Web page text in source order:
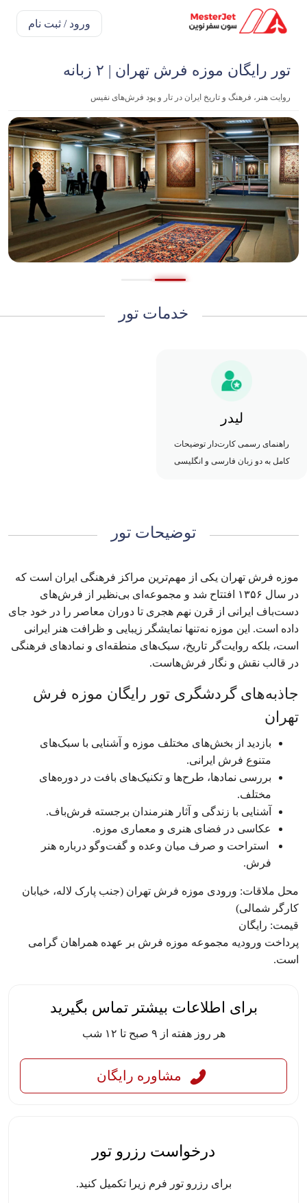
ورود / ثبت نام
تور رایگان موزه فرش تهران | ۲ زبانه
روایت هنر، فرهنگ و تاریخ ایران در تار و پود فرش‌های نفیس
خدمات تور
لیدر
راهنمای رسمی کارت‌دار توضیحات
کامل به دو زبان فارسی و انگلیسی
توضیحات تور
موزه فرش تهران یکی از مهم‌ترین مراکز فرهنگی ایران است که
در سال ۱۳۵۶ افتتاح شد و مجموعه‌ای بی‌نظیر از فرش‌های
دست‌باف ایرانی از قرن نهم هجری تا دوران معاصر را در خود جای
داده است. این موزه نه‌تنها نمایشگر زیبایی و ظرافت هنر ایرانی
است، بلکه روایت‌گر تاریخ، سبک‌های منطقه‌ای و نمادهای فرهنگی
در قالب نقش و نگار فرش‌هاست.
جاذبه‌های گردشگری تور رایگان موزه فرش
تهران
بازدید از بخش‌های مختلف موزه و آشنایی با سبک‌های
متنوع فرش ایرانی.
بررسی نمادها، طرح‌ها و تکنیک‌های بافت در دوره‌های
مختلف.
آشنایی با زندگی و آثار هنرمندان برجسته فرش‌باف.
عکاسی در فضای هنری و معماری موزه.
استراحت و صرف میان وعده و گفت‌و‌گو درباره هنر
فرش.
محل ملاقات: ورودی موزه فرش تهران (جنب پارک لاله، خیابان
کارگر شمالی)
قیمت: رایگان
پرداخت ورودیه مجموعه موزه فرش بر عهده همراهان گرامی
است.
برای اطلاعات بیشتر تماس بگیرید
هر روز هفته از ۹ صبح تا ۱۲ شب
مشاوره رایگان
درخواست رزرو تور
برای رزرو تور فرم زیرا تکمیل کنید.